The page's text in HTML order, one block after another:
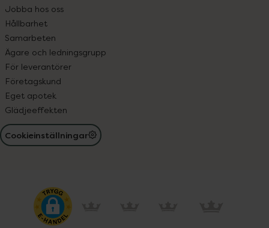
Jobba hos oss
Hållbarhet
Samarbeten
Ägare och ledningsgrupp
För leverantörer
Företagskund
Eget apotek
Glädjeeffekten
Cookieinställningar